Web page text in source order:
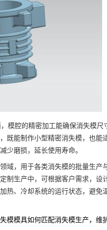
腔的精密加工能确保消失模尺
既能制作小型精密消失模，也能
少磨损，延长使用寿命。
，用于各类消失模的批量生产
制生产中，可根据客户需求，设
热、冷却系统的运行状态，避免
模模具如何匹配消失模生产，维